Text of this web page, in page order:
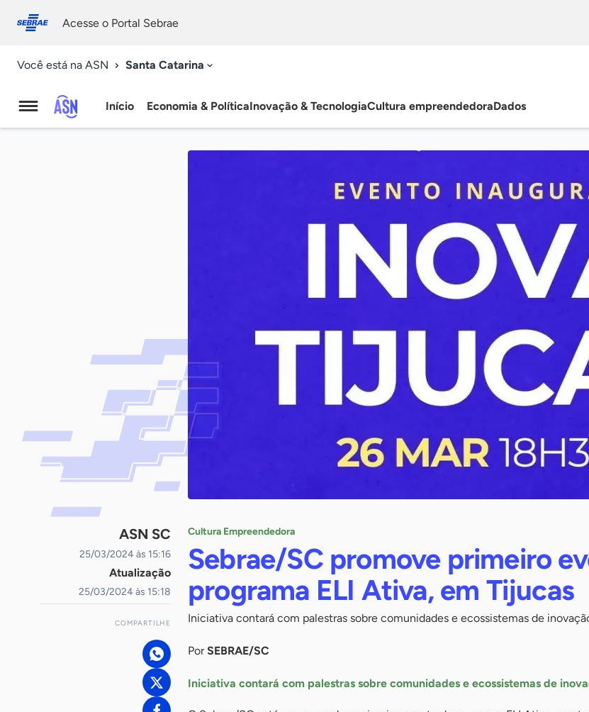
conosco
Acesse o Portal Sebrae
Você está na ASN Santa Catarina
Agência
Início Economia & PolíticaInovação & TecnologiaCultura empreendedoraDados
ASN SC
25/03/2024 às 15:16
Atualização
25/03/2024 às 15:18
COMPARTILHE
Cultura Empreendedora
Sebrae/SC promove primeiro
programa ELI Ativa, em Tijucas
Iniciativa contará com palestras sobre comunidades e ecossistemas de
PorSEBRAE/SC
Iniciativa contará com palestras sobre comunidades e ecossistemas de